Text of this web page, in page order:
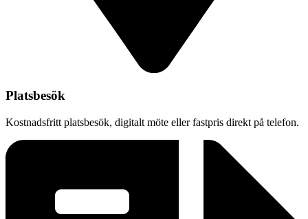
Platsbesök
Kostnadsfritt platsbesök, digitalt möte eller fastpris direkt på telefon.